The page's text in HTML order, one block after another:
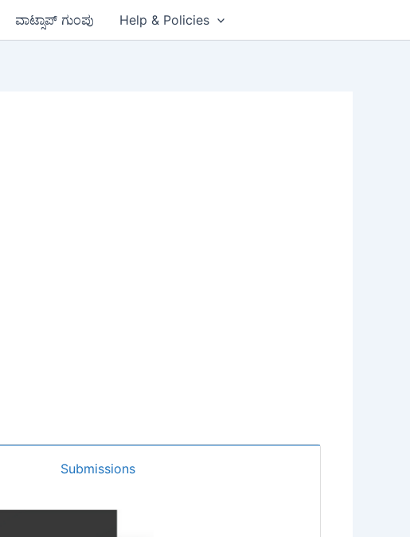
ವಾಟ್ಸಾಪ್ ಗುಂಪು Help & Policies
Submissions